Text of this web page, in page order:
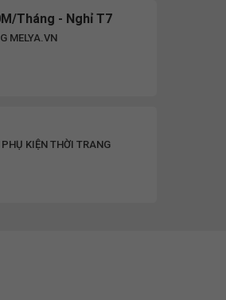
tháng - Nghỉ T7
MELYA.VN
KIỆN THỜI TRANG